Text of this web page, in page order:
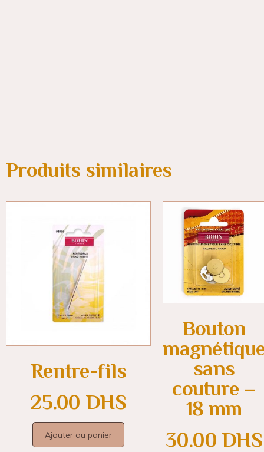
Produits similaires
Rentre-fils
25.00 DHS
Ajouter au panier
Bouton
sans
couture –
18 mm
30.00 DHS